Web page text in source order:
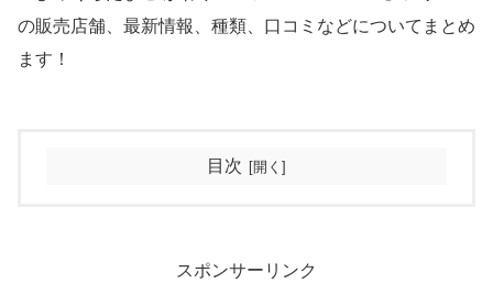
の販売店舗、最新情報、種類、口コミなどについてまとめ
ます！
目次
スポンサーリンク